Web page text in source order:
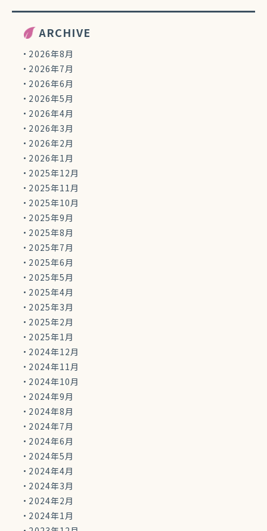
ARCHIVE
2026年8月
2026年7月
2026年6月
2026年5月
2026年4月
2026年3月
2026年2月
2026年1月
2025年12月
2025年11月
2025年10月
2025年9月
2025年8月
2025年7月
2025年6月
2025年5月
2025年4月
2025年3月
2025年2月
2025年1月
2024年12月
2024年11月
2024年10月
2024年9月
2024年8月
2024年7月
2024年6月
2024年5月
2024年4月
2024年3月
2024年2月
2024年1月